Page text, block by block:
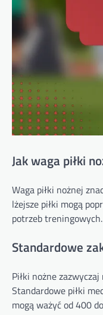
Jak waga piłki
Waga piłki nożnej
lżejsze piłki mogą
potrzeb treningowych.
Standardowe
Piłki nożne
Standardowe piłki
mogą ważyć od 400